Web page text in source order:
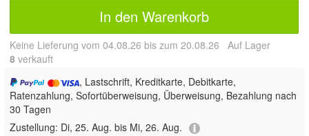
In den Warenkorb
Keine Lieferung vom 04.08.26 bis zum 20.08.26 Auf Lager
8 verkauft
, Lastschrift, Kreditkarte, Debitkarte,
Ratenzahlung, Sofortüberweisung, Überweisung, Bezahlung nach
30 Tagen
Zustellung: Di, 25. Aug. bis Mi, 26. Aug.